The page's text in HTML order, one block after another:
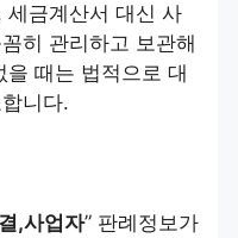
금계산서 대신 사
히 관리하고 보관해
때는 법적으로 대
니다.
,사업자” 판례정보가